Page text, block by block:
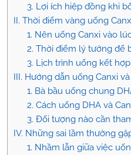
3. Lợi ích hiệp đồng khi
II. Thời điểm vàng uống
1. Nên uống Canxi vào
2. Thời điểm lý tưởng để
3. Lịch trình uống kết
III. Hướng dẫn uống Canxi
1. Bà bầu uống chung
2. Cách uống DHA và
3. Đối tượng nào cần
IV. Những sai lầm thường
1. Nhầm lẫn giữa việc